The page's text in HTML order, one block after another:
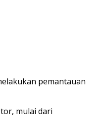
pemantauan
mulai dari